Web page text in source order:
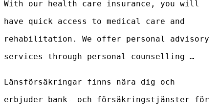
With our health care insurance, you will
have quick access to medical care and
rehabilitation. We offer personal advisory
services through personal counselling …
Länsförsäkringar finns nära dig och
erbjuder bank- och försäkringstjänster för